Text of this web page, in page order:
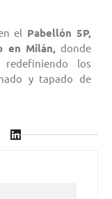
el Pabellón 5P,
en Milán, donde
los
y tapado de